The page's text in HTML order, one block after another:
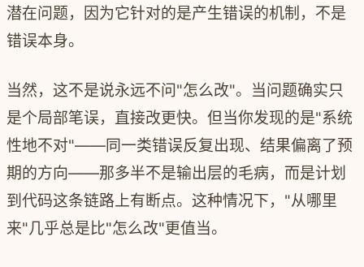
潜在问题，因为它针对的是产生错误的机制，不是
错误本身。
当然，这不是说永远不问"怎么改"。当问题确实只
是个局部笔误，直接改更快。但当你发现的是"系统
性地不对"——同一类错误反复出现、结果偏离了预
期的方向——那多半不是输出层的毛病，而是计划
到代码这条链路上有断点。这种情况下，"从哪里
来"几乎总是比"怎么改"更值当。